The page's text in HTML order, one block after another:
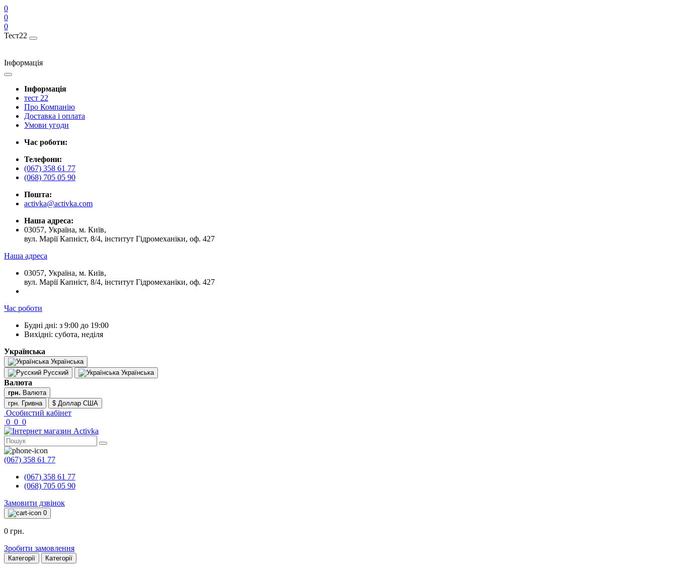
0
0
0
Тест22
Інформація
Інформація
тест 22
Про Компанію
Доставка і оплата
Умови угоди
Час роботи:
Телефони:
(067) 358 61 77
(068) 705 05 90
Пошта:
activka@activka.com
Наша адреса:
03057, Україна, м. Київ,
вул. Марії Капніст, 8/4, інститут Гідромеханіки, оф. 427
Наша адреса
03057, Україна, м. Київ,
вул. Марії Капніст, 8/4, інститут Гідромеханіки, оф. 427
Час роботи
Будні дні: з 9:00 до 19:00
Вихідні: субота, неділя
Українська
Українська
Русский
Українська
Валюта
грн. Валюта
грн. Гривна
$ Доллар США
Особистий кабінет
0 0 0
(067) 358 61 77
(067) 358 61 77
(068) 705 05 90
Замовити дзвінок
0
0 грн.
Зробити замовлення
Категорії Категорії